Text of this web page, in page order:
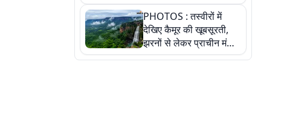
PHOTOS : तस्वीरों में
देखिए कैमूर की खूबसूरती,
झरनों से लेकर प्राचीन मंदिरों
तक प्रकृति और आस्था का